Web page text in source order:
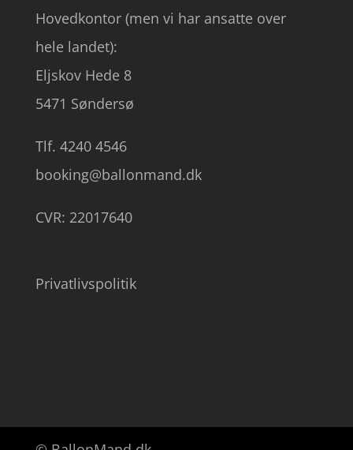
Hovedkontor (men vi har ansatte over
hele landet):
Eljskov Hede 8
5471 Søndersø
Tlf. 4240 4546
booking@ballonmand.dk
CVR: 22017640
Privatlivspolitik